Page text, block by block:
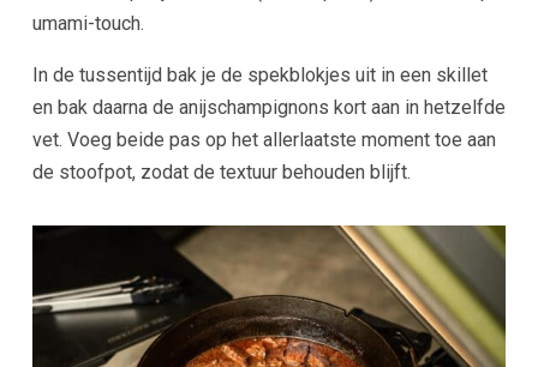
umami-touch.
In de tussentijd bak je de spekblokjes uit in een skillet
en bak daarna de anijschampignons kort aan in hetzelfde
vet. Voeg beide pas op het allerlaatste moment toe aan
de stoofpot, zodat de textuur behouden blijft.